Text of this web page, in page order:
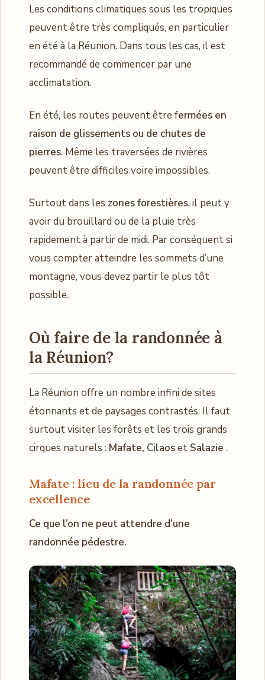
Les conditions climatiques sous les tropiques
peuvent être très compliqués, en particulier
en été à la Réunion. Dans tous les cas, il est
recommandé de commencer par une
acclimatation.
En été, les routes peuvent être fermées en
raison de glissements ou de chutes de
pierres. Même les traversées de rivières
peuvent être difficiles voire impossibles.
Surtout dans les zones forestières, il peut y
avoir du brouillard ou de la pluie très
rapidement à partir de midi. Par conséquent si
vous compter atteindre les sommets d’une
montagne, vous devez partir le plus tôt
possible.
Où faire de la randonnée à
la Réunion?
La Réunion offre un nombre infini de sites
étonnants et de paysages contrastés. Il faut
surtout visiter les forêts et les trois grands
cirques naturels : Mafate, Cilaoset Salazie .
Mafate : lieu de la randonnée par
excellence
Ce que l’on ne peut attendre d’une
randonnée pédestre.